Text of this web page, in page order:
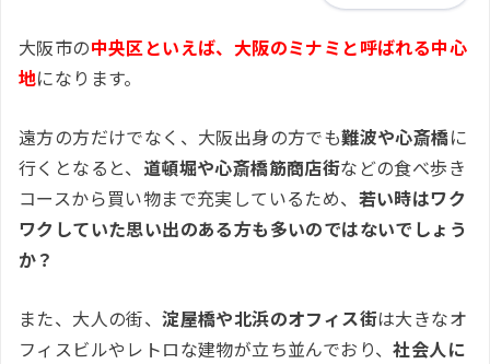
大阪市の中央区といえば、大阪のミナミと呼ばれる中心
地になります。
遠方の方だけでなく、大阪出身の方でも難波や心斎橋に
行くとなると、 道頓堀や心斎橋筋商店街などの食べ歩き
コースから買い物まで充実しているため、 若い時はワク
ワクしていた思い出のある方も多いのではないでしょう
か？
また、大人の街、淀屋橋や北浜のオフィス街は大きなオ
フィスビルやレトロな建物が立ち並んでおり、社会人に